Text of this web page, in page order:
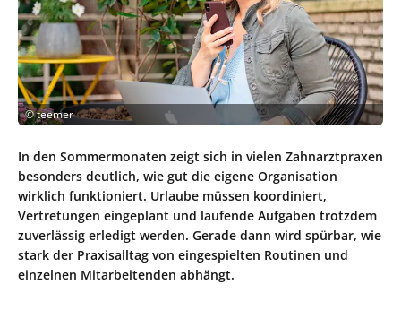
©teemer
In den Sommermonaten zeigt sich in vielen Zahnarztpraxen
besonders deutlich, wie gut die eigene Organisation
wirklich funktioniert. Urlaube müssen koordiniert,
Vertretungen eingeplant und laufende Aufgaben trotzdem
zuverlässig erledigt werden. Gerade dann wird spürbar, wie
stark der Praxisalltag von eingespielten Routinen und
einzelnen Mitarbeitenden abhängt.